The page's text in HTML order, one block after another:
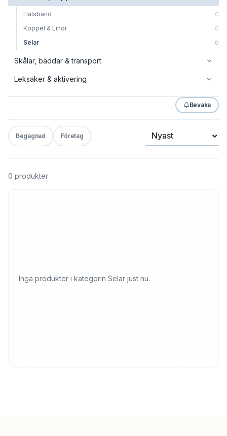
Halsband 0
Koppel & Linor 0
Selar 0
Skålar, bäddar & transport
Leksaker & aktivering
Bevaka
Begagnad Företag
Sortera
0 produkter
Inga produkter i kategorin Selar just nu.